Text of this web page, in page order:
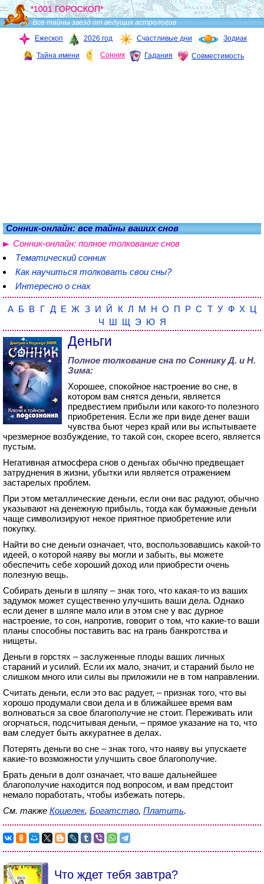
*1001 ГОРОСКОП*
Все тайны звезд от ведущих астрологов
Ежескоп
2026 год Счастливые дни Зодиак
Тайна имени Сонник Гадания Совместимость
Сонник-онлайн: все тайны ваших снов
Сонник-онлайн: полное толкование снов
Тематический сонник
Как научиться толковать свои сны?
Интересно о снах
А Б В Г Д Е Ж З И Й К Л М Н О П Р С Т У Ф Х Ц
Ч Ш Щ Э Ю Я
Деньги
Полное толкование сна по Соннику Д. и Н.
Зима:
Хорошее, спокойное настроение во сне, в
котором вам снятся деньги, является
предвестием прибыли или какого-то полезного
приобретения. Если же при виде денег ваши
чувства бьют через край или вы испытываете
чрезмерное возбуждение, то такой сон, скорее всего, является
пустым.
Негативная атмосфера снов о деньгах обычно предвещает
затруднения в жизни, убытки или является отражением
застарелых проблем.
При этом металлические деньги, если они вас радуют, обычно
указывают на денежную прибыль, тогда как бумажные деньги
чаще символизируют некое приятное приобретение или
покупку.
Найти во сне деньги означает, что, воспользовавшись какой-то
идеей, о которой наяву вы могли и забыть, вы можете
обеспечить себе хороший доход или приобрести очень
полезную вещь.
Собирать деньги в шляпу – знак того, что какая-то из ваших
задумок может существенно улучшить ваши дела. Однако
если денег в шляпе мало или в этом сне у вас дурное
настроение, то сон, напротив, говорит о том, что какие-то ваши
планы способны поставить вас на грань банкротства и
нищеты.
Деньги в горстях – заслуженные плоды ваших личных
стараний и усилий. Если их мало, значит, и стараний было не
слишком много или силы вы приложили не в том направлении.
Считать деньги, если это вас радует, – признак того, что вы
хорошо продумали свои дела и в ближайшее время вам
волноваться за свое благополучие не стоит. Переживать или
огорчаться, подсчитывая деньги, – прямое указание на то, что
вам следует быть аккуратнее в делах.
Потерять деньги во сне – знак того, что наяву вы упускаете
какие-то возможности улучшить свое благополучие.
Брать деньги в долг означает, что ваше дальнейшее
благополучие находится под вопросом, и вам предстоит
немало поработать, чтобы избежать потерь.
См. также Кошелек, Богатство, Платить.
Что ждет тебя завтра?